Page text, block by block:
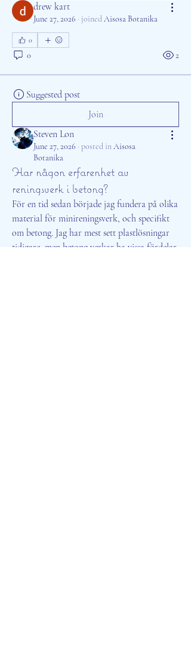
drew kart
June 27, 2026 · joinedAisosa Botanika
0
0 2
Suggested post
Join
Steven Lon
June 27, 2026 · posted inAisosa
Botanika
Har någon erfarenhet av
reningsverk i betong?
För en tid sedan började jag fundera på olika
material för minireningsverk, och specifikt
om betong. Jag har mest sett plastlösningar
tidigare, men betong verkar ha vissa fördelar